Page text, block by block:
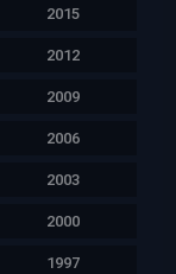
2015
2012
2009
2006
2003
2000
1997